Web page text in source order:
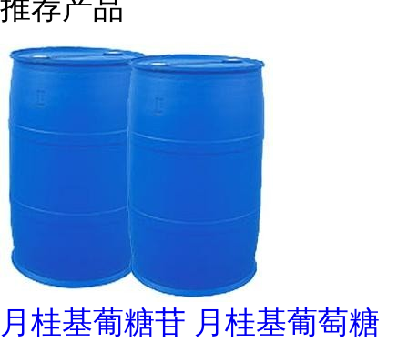
推荐产品
月桂基葡糖苷 月桂基葡萄糖